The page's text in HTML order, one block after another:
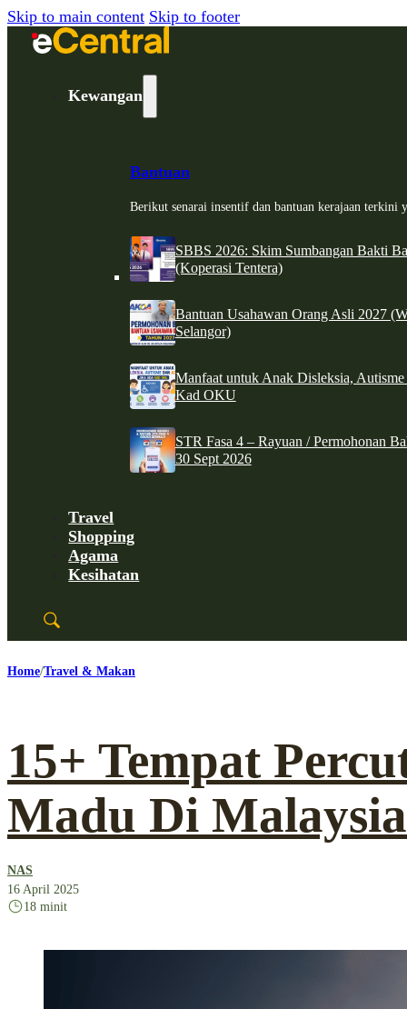
Skip to main content Skip to footer
Kewangan
Bantuan
Berikut senarai insentif dan bantuan kerajaan terkini
SBBS 2026: Skim Sumbangan Bakti
(Koperasi Tentera)
Bantuan Usahawan Orang Asli 2027
Selangor)
Manfaat untuk Anak Disleksia,
Kad OKU
STR Fasa 4 – Rayuan / Permohonan
30 Sept 2026
Travel
Shopping
Agama
Kesihatan
Home Travel & Makan
15+ Tempat
Madu Di Malaysia
NAS
16 April 2025
18 minit